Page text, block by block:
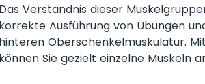
Das Verständnis dieser
korrekte Ausführung von Übungen
hinteren Oberschenkelmuskulatur.
können Sie gezielt einzelne Muskeln